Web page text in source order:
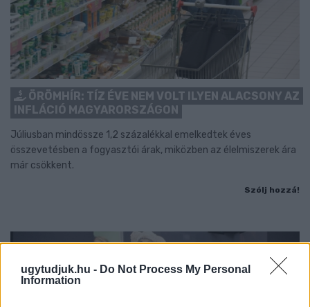
ugytudjuk.hu - Do Not Process My Personal
Information
ÖRÖMHÍR: TÍZ ÉVE NEM VOLT ILYEN ALACSONY AZ
INFLÁCIÓ MAGYARORSZÁGON
Júliusban mindössze 1,2 százalékkal emelkedtek éves
összevetésben a fogyasztói árak, miközben az élelmiszerek ára
már csökkent.
Szólj hozzá!